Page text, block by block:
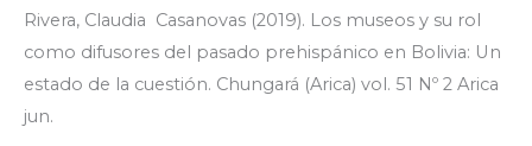
Rivera, Claudia Casanovas (2019). Los museos y su rol
como difusores del pasado prehispánico en Bolivia: Un
estado de la cuestión. Chungará (Arica) vol. 51 Nº 2 Arica
jun.